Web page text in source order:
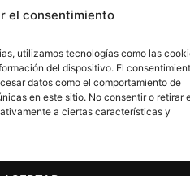
el consentimiento
utilizamos tecnologías como las
del dispositivo. El
datos como el comportamiento de
en este sitio. No consentir o retirar
a ciertas características y